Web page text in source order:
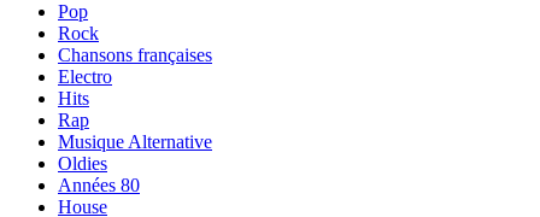
Pop
Rock
Chansons françaises
Electro
Hits
Rap
Musique Alternative
Oldies
Années 80
House